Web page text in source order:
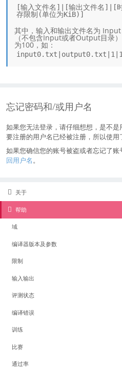
[输入文件名]|[输出文件名]|[
存限制(单位为KiB)]
其中，输入和输出文件名为
（不包含Input或者Output目录
为100，如：
忘记密码和/或用户名
如果您无法登录，请仔细想想，是不
要注册的用户名已经被注册，所以使用
如果您确信您的账号被盗或者忘记了
回用户名。
关于
帮助
域
编译器版本及参数
限制
输入输出
评测状态
编译错误
训练
比赛
通过率